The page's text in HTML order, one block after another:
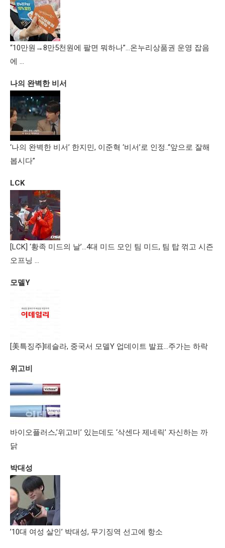
“10만원→8만5천원에 팔면 뭐하나”…온누리상품권 운영 잡음
에 …
나의 완벽한 비서
‘나의 완벽한 비서’ 한지민, 이준혁 ‘비서’로 인정..“앞으로 잘해
봅시다”
LCK
[LCK] ‘황족 미드의 날’…4대 미드 모인 팀 미드, 팀 탑 꺾고 시즌
오프닝 …
모델Y
[美특징주]테슬라, 중국서 모델Y 업데이트 발표…주가는 하락
위고비
바이오플러스,’위고비’ 있는데도 ‘삭센다 제네릭’ 자신하는 까
닭
박대성
’10대 여성 살인’ 박대성, 무기징역 선고에 항소